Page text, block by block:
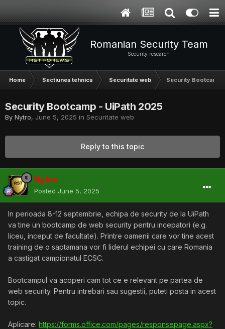
Romanian Security Team
Security research
Home Sectiunea tehnica Securitate web Security Bootcamp
Security Bootcamp - UiPath 2025
By Nytro, June 5, 2025 in Securitate web
Reply to this topic
Nytro
Posted June 5, 2025
In perioada 8-12 septembrie, echipa de security de la UiPath
va tine un bootcamp de web security pentru incepatori (e.g.
liceu, inceput de facultate). Printre oamenii care vor tine acest
training de o saptamana vor fi liderul echipei cu care Romania
a castigat campionatul ECSC.
Bootcampul va acoperi cam tot ce e relevant pe partea de
web security. Pentru intrebari sau sugestii, puteti posta in acest
topic.
Aplicare: https://forms.office.com/pages/responsepage.aspx?